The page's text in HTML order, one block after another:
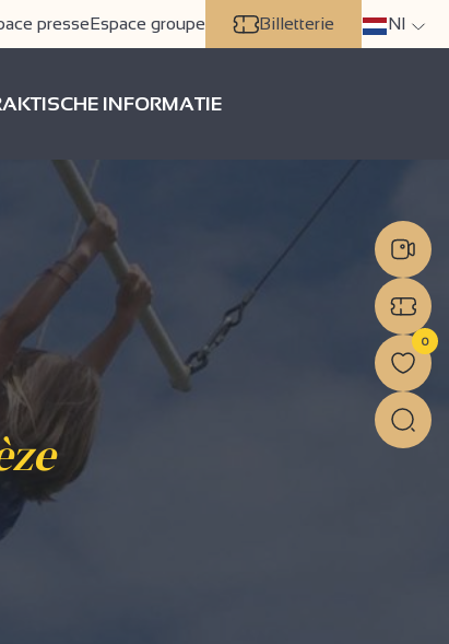
presseEspace groupe Billetterie Nl
INFORMATIE
0